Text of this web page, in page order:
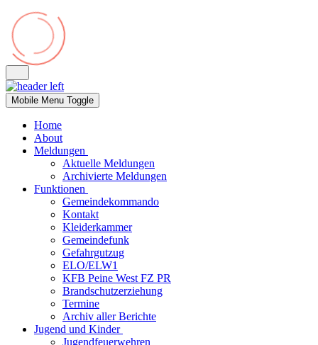
Mobile Menu Toggle
Home
About
Meldungen
Aktuelle Meldungen
Archivierte Meldungen
Funktionen
Gemeindekommando
Kontakt
Kleiderkammer
Gemeindefunk
Gefahrgutzug
ELO/ELW1
KFB Peine West FZ PR
Brandschutzerziehung
Termine
Archiv aller Berichte
Jugend und Kinder
Jugendfeuerwehren